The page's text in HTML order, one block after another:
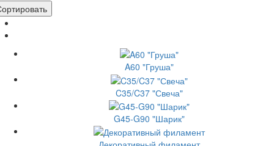
A60 "Груша"
C35/C37 "Свеча"
G45-G90 "Шарик"